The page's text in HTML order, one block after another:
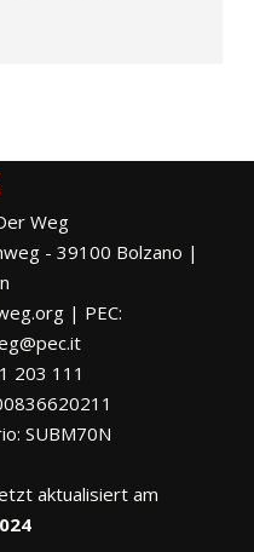
Weg
- 39100 Bolzano |
| PEC:
203 111
SUBM70N
aktualisiert am